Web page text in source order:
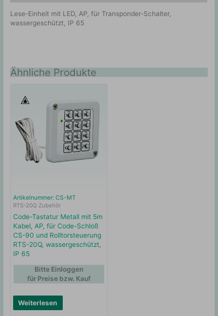
Lese-Einheit mit LED, AP, für Transponder-Schalter,
wassergeschützt, IP 65
Ähnliche Produkte
Artikelnummer: CS-MT
RTS-20Q Zubehör
Code-Tastatur Metall mit 5m
Kabel, AP, für Code-Schloß
CS-90 und Rolltorsteuerung
RTS-20Q, wassergeschützt,
IP 65
Weiterlesen
Bitte Einloggen
für Preise bzw. Kauf